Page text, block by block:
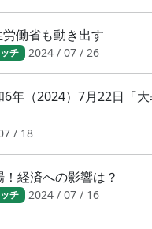
働省も動き出す
チ 2024 / 07 / 26
（2024）7月22日「大
/ 18
経済への影響は？
チ 2024 / 07 / 16